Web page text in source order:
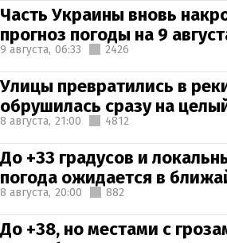
Часть Украины вновь
прогноз погоды на 9
9 августа, 06:33 2426
Улицы превратились в
обрушилась сразу на
8 августа, 21:00 4812
До +33 градусов и
погода ожидается в
8 августа, 20:00 882
До +38, но местами с